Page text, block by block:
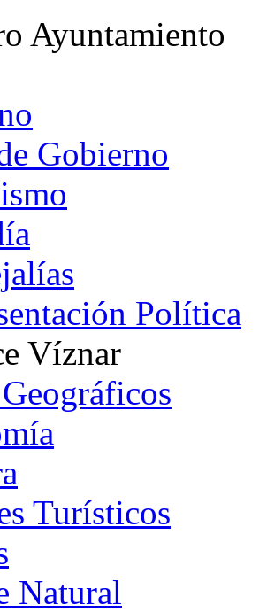
Ayuntamiento
Gobierno
Política
Víznar
Turísticos
Natural